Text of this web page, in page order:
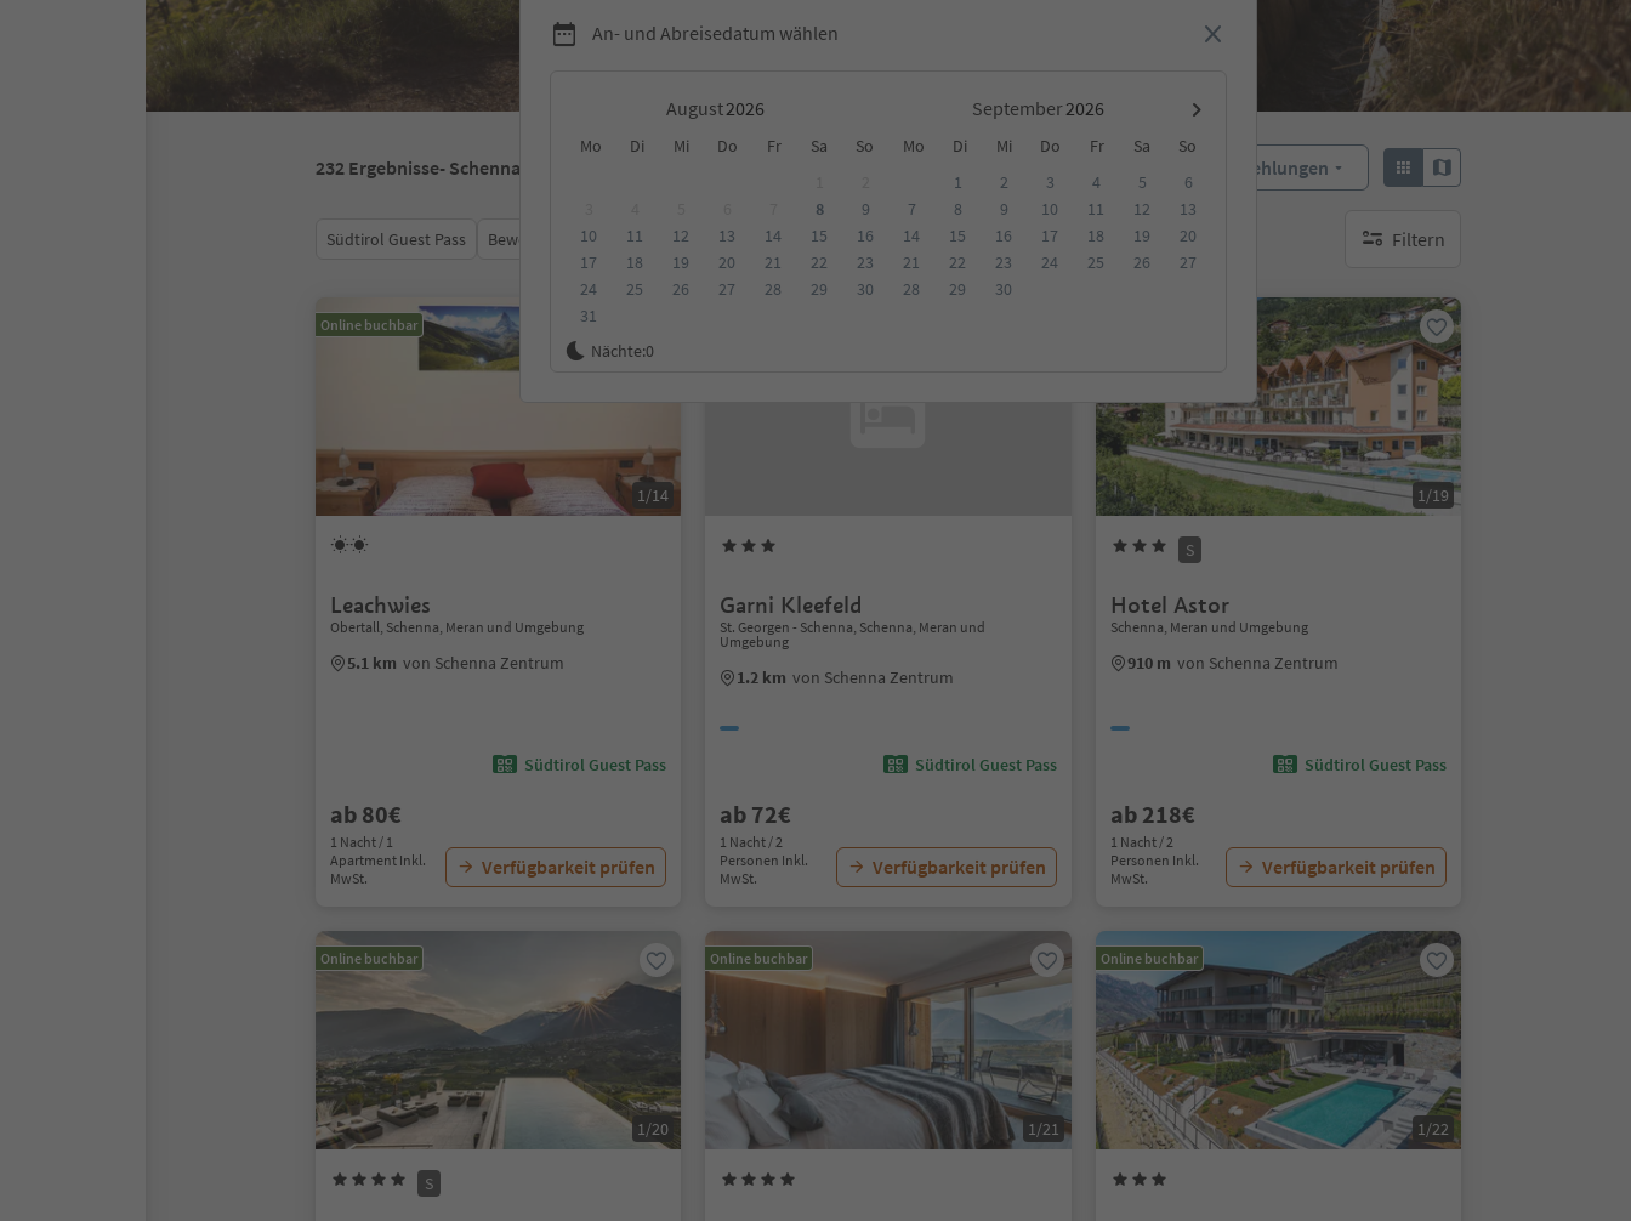
An- und Abreisedatum wählen
August September
Mo Di Mi Do Fr Sa So Mo Di Mi Do Fr Sa
So
8
9
10
11 12 13 14 15
16
17
18 19 20 21 22
23
24
25 26 27 28 29
30
31
1 2 3 4 5
6
7
8 9 10 11 12
13
14
15 16 17 18 19
20
21
22 23 24 25 26
27
28
29 30
Nächte:0
232 Ergebnisse- Schenna Empfehlungen
Südtirol Guest Pass Bewertungen Kategorie Verpflegungsart Nachhaltige Unterkunft Filtern
keine aktiven Filte
Online buchbar
1/14
Leachwies
Obertall, Schenna, Meran und Umgebung
5.1 km von Schenna Zentrum
Südtirol Guest Pass
ab 80€
1 Nacht / 1
Apartment Inkl.
MwSt.
Verfügbarkeit prüfen
Garni Kleefeld
St. Georgen - Schenna, Schenna, Meran und
Umgebung
1.2 km von Schenna Zentrum
Südtirol Guest Pass
ab 72€
1 Nacht / 2
Personen Inkl.
MwSt.
Verfügbarkeit prüfen
1/19
S
Hotel Astor
Schenna, Meran und Umgebung
910 m von Schenna Zentrum
Südtirol Guest Pass
ab 218€
1 Nacht / 2
Personen Inkl.
MwSt.
Verfügbarkeit prüfen
Online buchbar
1/20
S
Online buchbar
1/21
Online buchbar
1/22